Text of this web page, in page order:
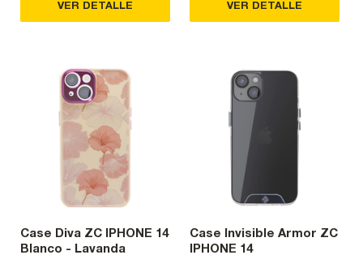
VER DETALLE VER DETALLE
Case Diva ZC IPHONE 14
Blanco - Lavanda
Case Invisible Armor ZC
IPHONE 14